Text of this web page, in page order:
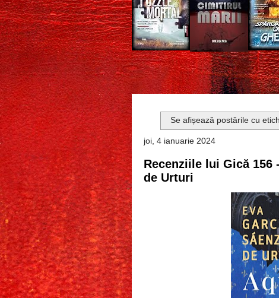
Se afișează postările cu
joi, 4 ianuarie 2024
Recenziile lui Gică 156
de Urturi